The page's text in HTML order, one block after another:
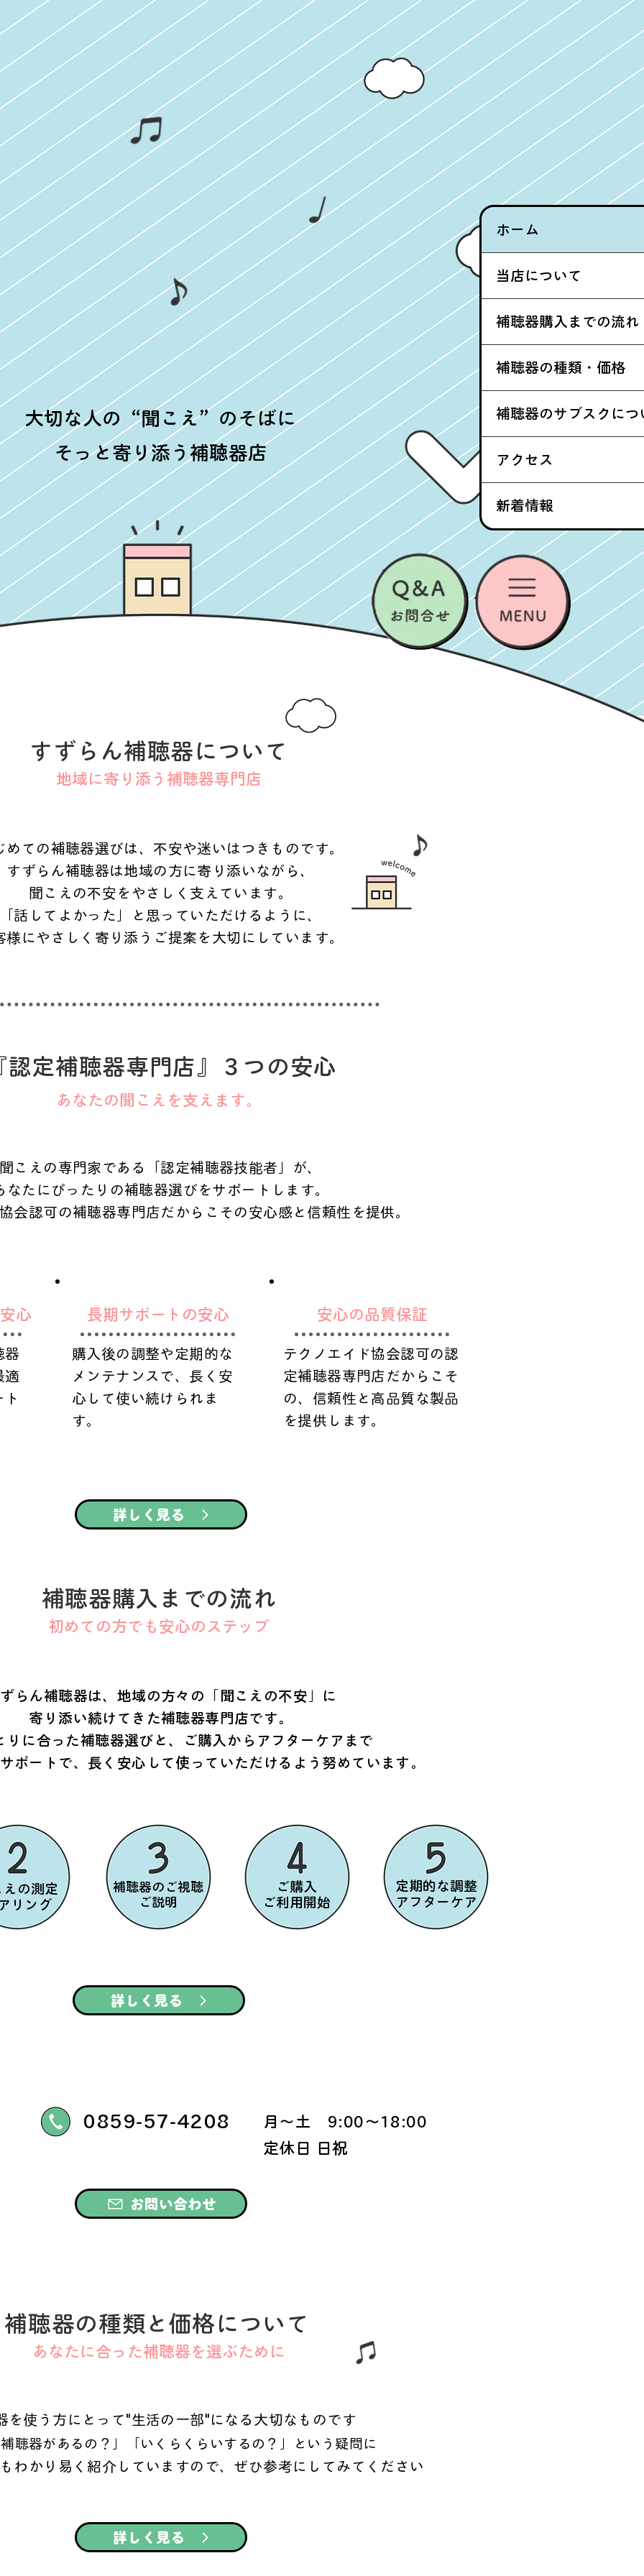
大切な人の“聞こえ”のそばに
そっと寄り添う補聴器店
ホーム
当店について
補聴器購入までの流れ
補聴器の種類・価格
補聴器のサブスクにつ
アクセス
新着情報
すずらん補聴器について
地域に寄り添う補聴器専門店
めての補聴器選びは、不安や迷いはつきものです。
すずらん補聴器は地域の方に寄り添いながら、
聞こえの不安をやさしく支えています。
「話してよかった」と思っていただけるように、
様にやさしく寄り添うご提案を大切にしています。
認定補聴器専門店』３つの安心
あなたの聞こえを支えます。
聞こえの専門家である「認定補聴器技能者」が、
なたにぴったりの補聴器選びをサポートします。
会認可の補聴器専門店だからこその安心感と信頼性を提供。
心
器
適
長期サポートの安心
購入後の調整や定期的な
メンテナンスで、長く安
心して使い続けられま
す。
安心の品質保証
テクノエイド協会認可の認
定補聴器専門店だからこそ
の、信頼性と高品質な製品
を提供します。
詳しく見る
補聴器購入までの流れ
初めての方でも安心のステップ
らん補聴器は、地域の方々の「聞こえの不安」に
寄り添い続けてきた補聴器専門店です。
りに合った補聴器選びと、ご購入からアフターケアまで
ポートで、長く安心して使っていただけるよう努めています。
えの測定
リング
補聴器のご視聴
​ご説明
ご購入
ご利用開始
定期的な調整
アフターケア
詳しく見る
0859-57-4208
月〜土 9:00〜18:00
定休日 日祝
お問い合わせ
補聴器の種類と価格について
あなたに合った補聴器を選ぶために
を使う方にとって"生活の一部"になる大切なものです
聴器があるの？」「いくらくらいするの？」という疑問に
わかり易く紹介していますので、ぜひ参考にしてみてください
詳しく見る